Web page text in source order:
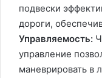
подвески
дороги,
Управляемость:
управление
маневрировать в